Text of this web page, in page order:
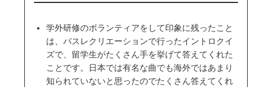
学外研修のボランティアをして印象に残ったこと
は、バスレクリエーションで行ったイントロクイ
ズで、留学生がたくさん手を挙げて答えてくれた
ことです。日本では有名な曲でも海外ではあまり
知られていないと思ったのでたくさん答えてくれ